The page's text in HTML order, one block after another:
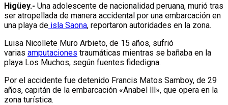
Higüey.- Una adolescente de nacionalidad peruana, murió tras
ser atropellada de manera accidental por una embarcación en
una playa de isla Saona, reportaron autoridades en la zona.
Luisa Nicollete Muro Arbieto, de 15 años, sufrió
varias amputaciones traumáticas mientras se bañaba en la
playa Los Muchos, según fuentes fidedigna.
Por el accidente fue detenido Francis Matos Samboy, de 29
años, capitán de la embarcación «Anabel lll», que opera en la
zona turística.